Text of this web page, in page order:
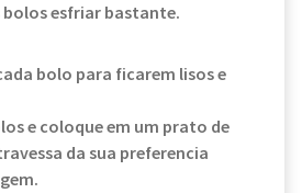
esfriar bastante.
bolo para ficarem lisos e
e coloque em um prato de
da sua preferencia